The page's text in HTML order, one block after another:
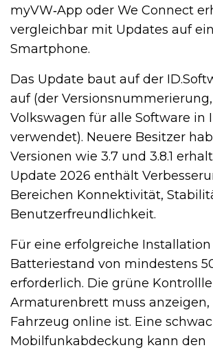
myVW‑App oder We Connect
vergleichbar mit Updates auf
Smartphone.
Das Update baut auf der
auf (der
Volkswagen für alle Software in
verwendet). Neuere Besitzer
Versionen wie 3.7 und 3.8.1
Update 2026 enthält
Bereichen Konnektivität,
Benutzerfreundlichkeit.
Für eine erfolgreiche
Batteriestand von mindestens
erforderlich. Die grüne
Armaturenbrett muss anzeigen,
Fahrzeug online ist. Eine
Mobilfunkabdeckung kann den